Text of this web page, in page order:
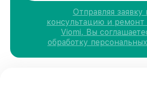
Отправляя заявку
консультацию и ремонт
Viomi, Вы
обработку